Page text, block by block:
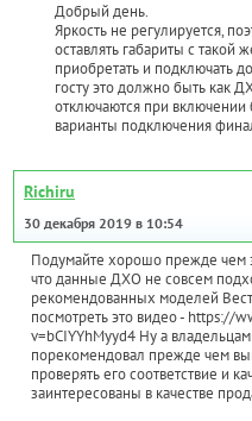
Добрый день.
Яркость не регулируется,
оставлять габариты с
приобретать и подключать
госту это должно быть как
отключаются при включении
варианты подключения
Richiru
30 декабря 2019 в 10:54
Подумайте хорошо прежде чем
что данные ДХО не совсем
рекомендованных моделей
посмотреть это видео - https://
v=bCIYYhMyyd4 Ну а
порекомендовал прежде чем
проверять его соответствие и
заинтересованы в качестве